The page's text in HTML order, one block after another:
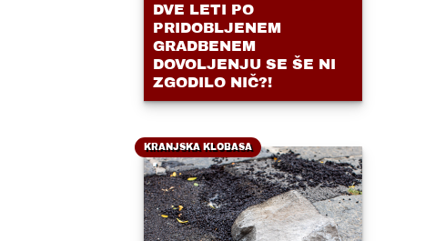
DVE LETI PO
PRIDOBLJENEM
GRADBENEM
DOVOLJENJU SE ŠE NI
ZGODILO NIČ?!
KRANJSKA KLOBASA